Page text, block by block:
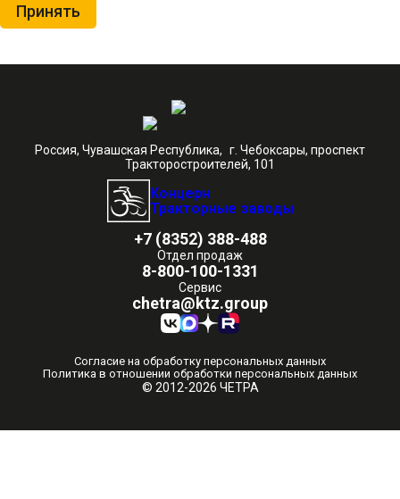
Принять
Россия, Чувашская Республика, г. Чебоксары, проспект
Тракторостроителей, 101
Концерн
Тракторные заводы
+7 (8352) 388-488
Отдел продаж
8-800-100-1331
Сервис
chetra@ktz.group
© 2012-2026 ЧЕТРА
Согласие на обработку персональных данных
Политика в отношении обработки персональных данных